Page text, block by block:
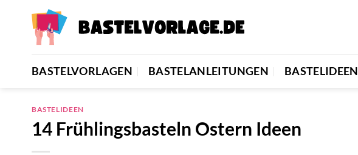
springen
BASTELVORLAGEN BASTELANLEITUNGEN BASTELIDEEN
BASTELIDEEN
14 Frühlingsbasteln Ostern Ideen